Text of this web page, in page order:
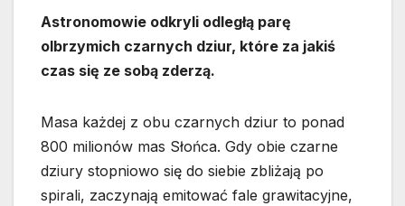
Astronomowie odkryli odległą parę
olbrzymich czarnych dziur, które za jakiś
czas się ze sobą zderzą.
Masa każdej z obu czarnych dziur to ponad
800 milionów mas Słońca. Gdy obie czarne
dziury stopniowo się do siebie zbliżają po
spirali, zaczynają emitować fale grawitacyjne,